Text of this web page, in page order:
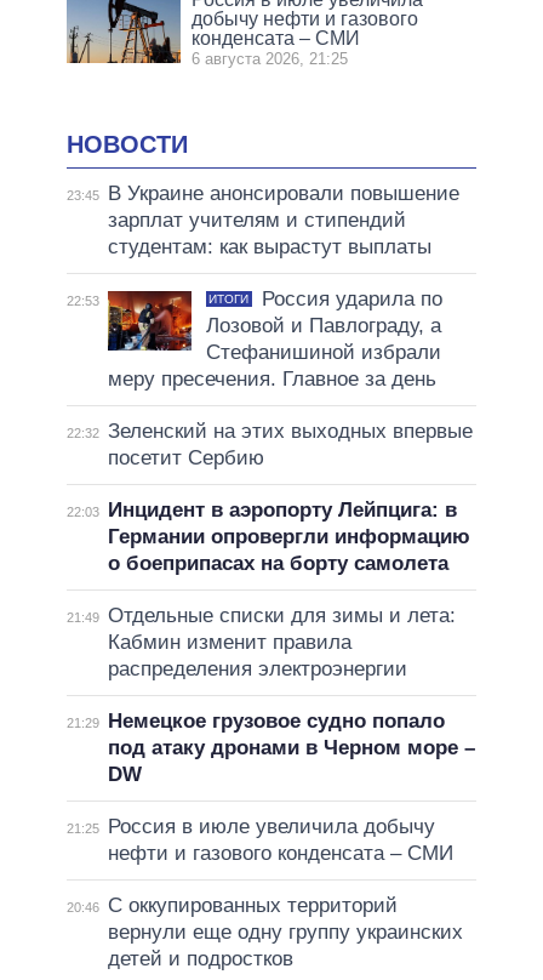
добычу нефти и газового
конденсата – СМИ
6 августа 2026, 21:25
НОВОСТИ
23:45
В Украине анонсировали повышение
зарплат учителям и стипендий
студентам: как вырастут выплаты
22:53 ИТОГИ
Россия ударила по
Лозовой и Павлограду, а
Стефанишиной избрали
меру пресечения. Главное за день
22:32 Зеленский на этих выходных впервые
посетит Сербию
22:03
Инцидент в аэропорту Лейпцига: в
Германии опровергли информацию
о боеприпасах на борту самолета
21:49 Отдельные списки для зимы и лета:
Кабмин изменит правила
распределения электроэнергии
21:29
Немецкое грузовое судно попало
под атаку дронами в Черном море –
DW
21:25
Россия в июле увеличила добычу
нефти и газового конденсата – СМИ
20:46
С оккупированных территорий
вернули еще одну группу украинских
детей и подростков